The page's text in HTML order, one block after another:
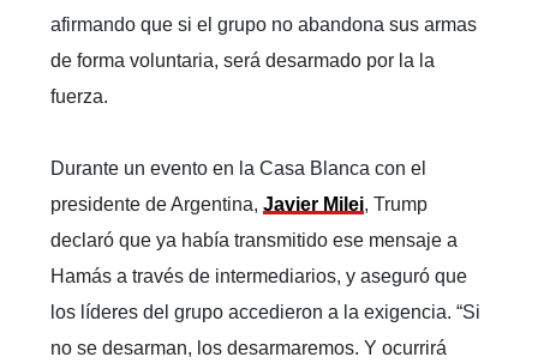
afirmando que si el grupo no abandona sus armas
de forma voluntaria, será desarmado por la la
fuerza.
Durante un evento en la Casa Blanca con el
presidente de Argentina, Javier Milei, Trump
declaró que ya había transmitido ese mensaje a
Hamás a través de intermediarios, y aseguró que
los líderes del grupo accedieron a la exigencia. “Si
no se desarman, los desarmaremos. Y ocurrirá